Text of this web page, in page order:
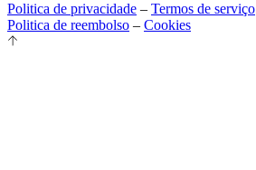
Politica de privacidade – Termos de serviço
Politica de reembolso – Cookies